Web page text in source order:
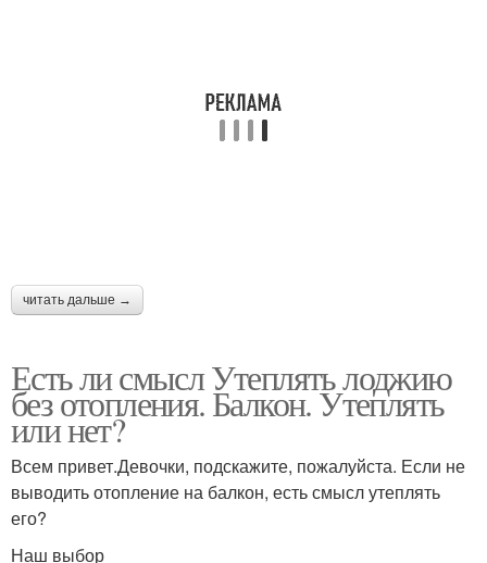
читать дальше →
Есть ли смысл Утеплять лоджию
без отопления. Балкон. Утеплять
или нет?
Всем привет.Девочки, подскажите, пожалуйста. Если не
выводить отопление на балкон, есть смысл утеплять
его?
Наш выбор